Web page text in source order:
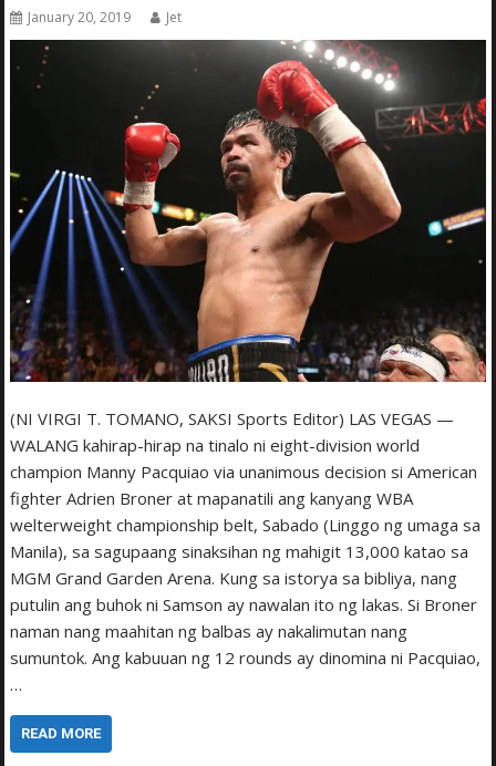
January 20, 2019 Jet
(NI VIRGI T. TOMANO, SAKSI Sports Editor) LAS VEGAS —
WALANG kahirap-hirap na tinalo ni eight-division world
champion Manny Pacquiao via unanimous decision si American
fighter Adrien Broner at mapanatili ang kanyang WBA
welterweight championship belt, Sabado (Linggo ng umaga sa
Manila), sa sagupaang sinaksihan ng mahigit 13,000 katao sa
MGM Grand Garden Arena. Kung sa istorya sa bibliya, nang
putulin ang buhok ni Samson ay nawalan ito ng lakas. Si Broner
naman nang maahitan ng balbas ay nakalimutan nang
sumuntok. Ang kabuuan ng 12 rounds ay dinomina ni Pacquiao,
…
READ MORE